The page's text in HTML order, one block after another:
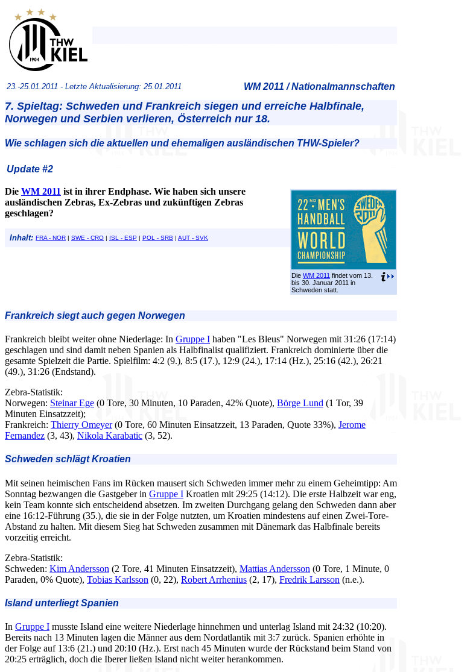
23.-25.01.2011 - Letzte Aktualisierung: 25.01.2011 WM 2011 / Nationalmannschaften
7. Spieltag: Schweden und Frankreich siegen und erreiche Halbfinale,
Norwegen und Serbien verlieren, Österreich nur 18.
Wie schlagen sich die aktuellen und ehemaligen ausländischen THW-Spieler?
Update #2
Die WM 2011 findet vom 13.
bis 30. Januar 2011 in
Schweden statt.
Die WM 2011 ist in ihrer Endphase. Wie haben sich unsere
ausländischen Zebras, Ex-Zebras und zukünftigen Zebras
geschlagen?
Inhalt: FRA - NOR | SWE - CRO | ISL - ESP | POL - SRB | AUT - SVK
Frankreich siegt auch gegen Norwegen
Frankreich bleibt weiter ohne Niederlage: In Gruppe I haben "Les Bleus" Norwegen mit 31:26 (17:14)
geschlagen und sind damit neben Spanien als Halbfinalist qualifiziert. Frankreich dominierte über die
gesamte Spielzeit die Partie. Spielfilm: 4:2 (9.), 8:5 (17.), 12:9 (24.), 17:14 (Hz.), 25:16 (42.), 26:21
(49.), 31:26 (Endstand).
Zebra-Statistik:
Norwegen: Steinar Ege (0 Tore, 30 Minuten, 10 Paraden, 42% Quote), Börge Lund (1 Tor, 39
Minuten Einsatzzeit);
Frankreich: Thierry Omeyer(0 Tore, 60 Minuten Einsatzzeit, 13 Paraden, Quote 33%), Jerome
Fernandez (3, 43), Nikola Karabatic (3, 52).
Schweden schlägt Kroatien
Mit seinen heimischen Fans im Rücken mausert sich Schweden immer mehr zu einem Geheimtipp: Am
Sonntag bezwangen die Gastgeber in Gruppe I Kroatien mit 29:25 (14:12). Die erste Halbzeit war eng,
kein Team konnte sich entscheidend absetzen. Im zweiten Durchgang gelang den Schweden dann aber
eine 16:12-Führung (35.), die sie in der Folge nutzten, um Kroatien mindestens auf einen Zwei-Tore-
Abstand zu halten. Mit diesem Sieg hat Schweden zusammen mit Dänemark das Halbfinale bereits
vorzeitig erreicht.
Zebra-Statistik:
Schweden: Kim Andersson (2 Tore, 41 Minuten Einsatzzeit), Mattias Andersson (0 Tore, 1 Minute, 0
Paraden, 0% Quote), Tobias Karlsson (0, 22), Robert Arrhenius (2, 17), Fredrik Larsson (n.e.).
Island unterliegt Spanien
In Gruppe I musste Island eine weitere Niederlage hinnehmen und unterlag Island mit 24:32 (10:20).
Bereits nach 13 Minuten lagen die Männer aus dem Nordatlantik mit 3:7 zurück. Spanien erhöhte in
der Folge auf 13:6 (21.) und 20:10 (Hz.). Erst nach 45 Minuten wurde der Rückstand beim Stand von
20:25 erträglich, doch die Iberer ließen Island nicht weiter herankommen.